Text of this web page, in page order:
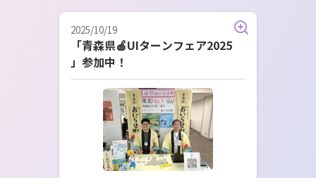
2025/10/19
「青森県🍎UIターンフェア2025
」参加中！